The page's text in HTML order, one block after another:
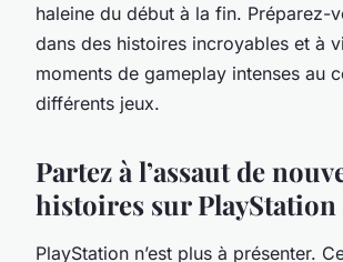
haleine du début à la fin. Préparez-
dans des histoires incroyables et à
moments de gameplay intenses au
différents jeux.
Partez à l’assaut de
histoires sur PlayStation
PlayStation n’est plus à présenter.